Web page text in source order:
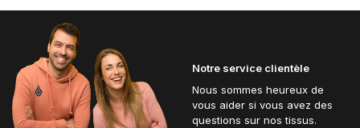
Notre service clientèle
Nous sommes heureux de
vous aider si vous avez des
questions sur nos tissus.